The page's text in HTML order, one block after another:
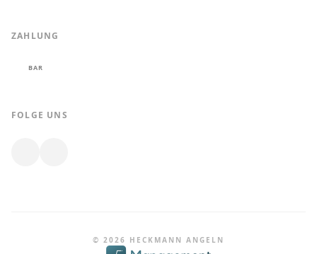
ZAHLUNG
BAR
FOLGE UNS
© 2026 HECKMANN ANGELN